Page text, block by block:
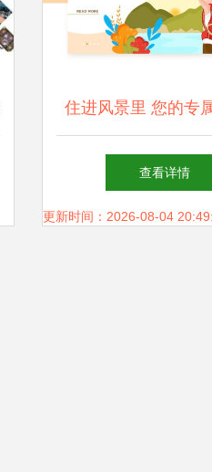
住进风景里 您的专
务，开启完美旅
查看详情
更新时间：2026-08-04